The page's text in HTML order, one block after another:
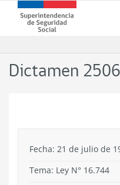
contenido
Superintendencia
de
-
Dictamen
Fecha: 21 de julio de
Tema: Ley N° 16.744